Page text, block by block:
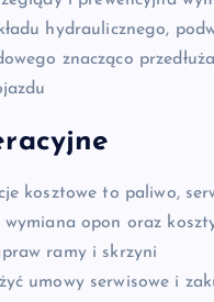
hydraulicznego,
znacząco
kosztowe to paliwo,
wymiana opon oraz
ramy i skrzyni
umowy serwisowe i